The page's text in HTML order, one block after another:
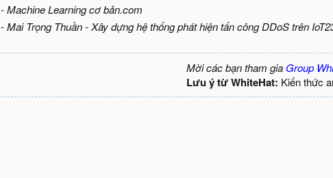
- Machine Learning cơ bản.com
- Mai Trọng Thuần - Xây dựng hệ thống phát hiện tấn công DDoS trên
Mời các bạn tham gia Group
Lưu ý từ WhiteHat: Kiến thức